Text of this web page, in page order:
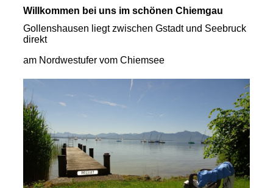
Willkommen bei uns im schönen Chiemgau
Gollenshausen liegt zwischen Gstadt und Seebruck
direkt
am Nordwestufer vom Chiemsee